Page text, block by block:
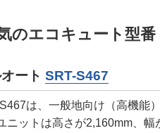
のエコキュート型番
ート SRT-S467
は、一般地向け（高機能
ニットは高さが2,160mm、